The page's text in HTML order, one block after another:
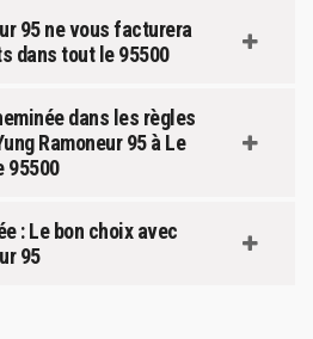
95 ne vous facturera
dans tout le 95500
dans les règles
Ramoneur 95 à Le
95500
: Le bon choix avec
95